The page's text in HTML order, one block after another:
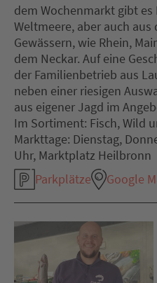
dem Wochenmarkt gibt es
Weltmeere, aber auch aus
Gewässern, wie Rhein,
dem Neckar. Auf eine
der Familienbetrieb aus
neben einer riesigen
aus eigener Jagd im
Im Sortiment: Fisch, Wild
Markttage: Dienstag,
Uhr, Marktplatz Heilbronn
Parkplätze
Google